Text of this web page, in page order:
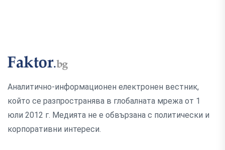
Аналитично-информационен електронен вестник,
който се разпространява в глобалната мрежа от 1
юли 2012 г. Медията не е обвързана с политически и
корпоративни интереси.